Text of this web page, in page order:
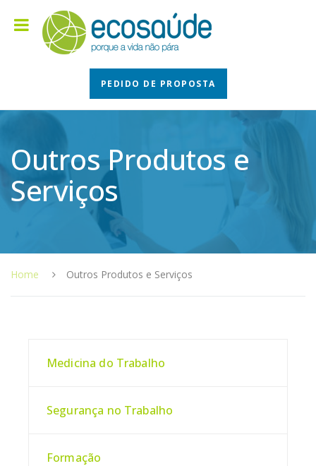
PEDIDO DE PROPOSTA
Outros Produtos e
Serviços
Home Outros Produtos e Serviços
Medicina do Trabalho
Segurança no Trabalho
Formação